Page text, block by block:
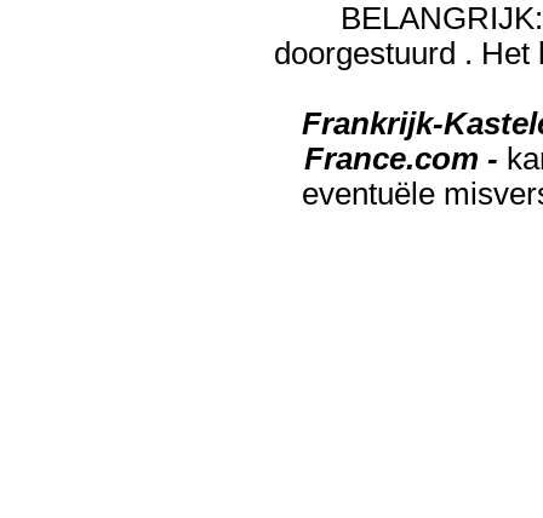
doorgestuurd . Het
Frankrijk-
France.com -
eventuële